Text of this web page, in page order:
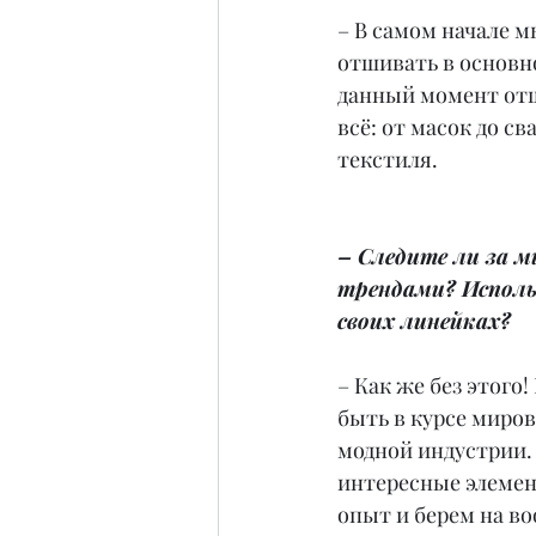
– В самом начале
отшивать в
данный момент
всё: от масок до
текстиля.
– Следите ли за
трендами?
своих линейках?
– Как же без
быть в курсе
модной
интересные
опыт и берем на